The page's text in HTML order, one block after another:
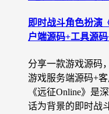
即时战斗角色扮演
户端源码+工具源
分享一款游戏源码
游戏服务端源码+
《远征Online》是
话为背景的即时战